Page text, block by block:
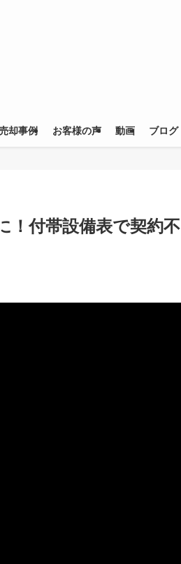
却事例 お客様の声 動画 ブログ
！付帯設備表で契約不